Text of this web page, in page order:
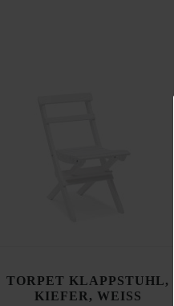
TORPET KLAPPSTUHL,
KIEFER, WEISS